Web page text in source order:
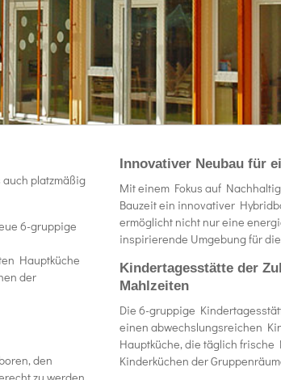
platzmäßig
6-gruppige
Hauptküche
der
den
Innovativer Neubau für
Mit einem Fokus auf
Bauzeit ein innovativer
ermöglicht nicht nur eine
inspirierende Umgebung für
Kindertagesstätte der
Mahlzeiten
Die 6-gruppige
einen abwechslungsreichen
Hauptküche, die täglich
Kinderküchen der